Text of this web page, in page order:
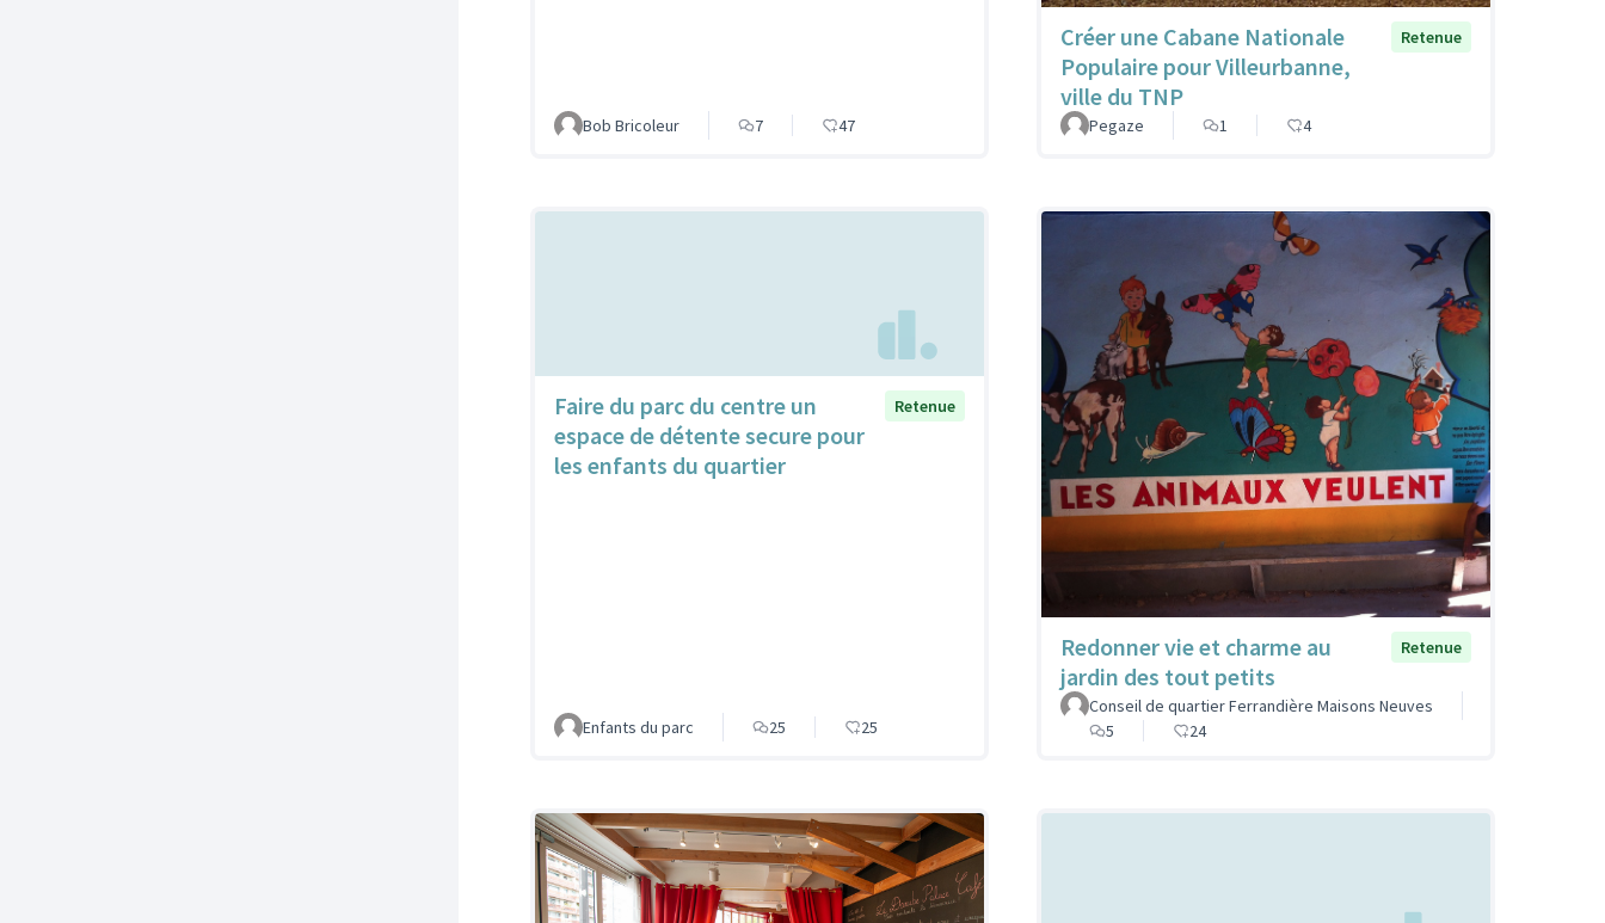
Bob Bricoleur 7 47
Créer une Cabane Nationale
Populaire pour Villeurbanne,
ville du TNP
Retenue
Pegaze 1 4
Faire du parc du centre un
espace de détente secure pour
les enfants du quartier
Retenue
Enfants du parc 25 25
Redonner vie et charme au
jardin des tout petits
Retenue
Conseil de quartier Ferrandière Maisons Neuves
5
24